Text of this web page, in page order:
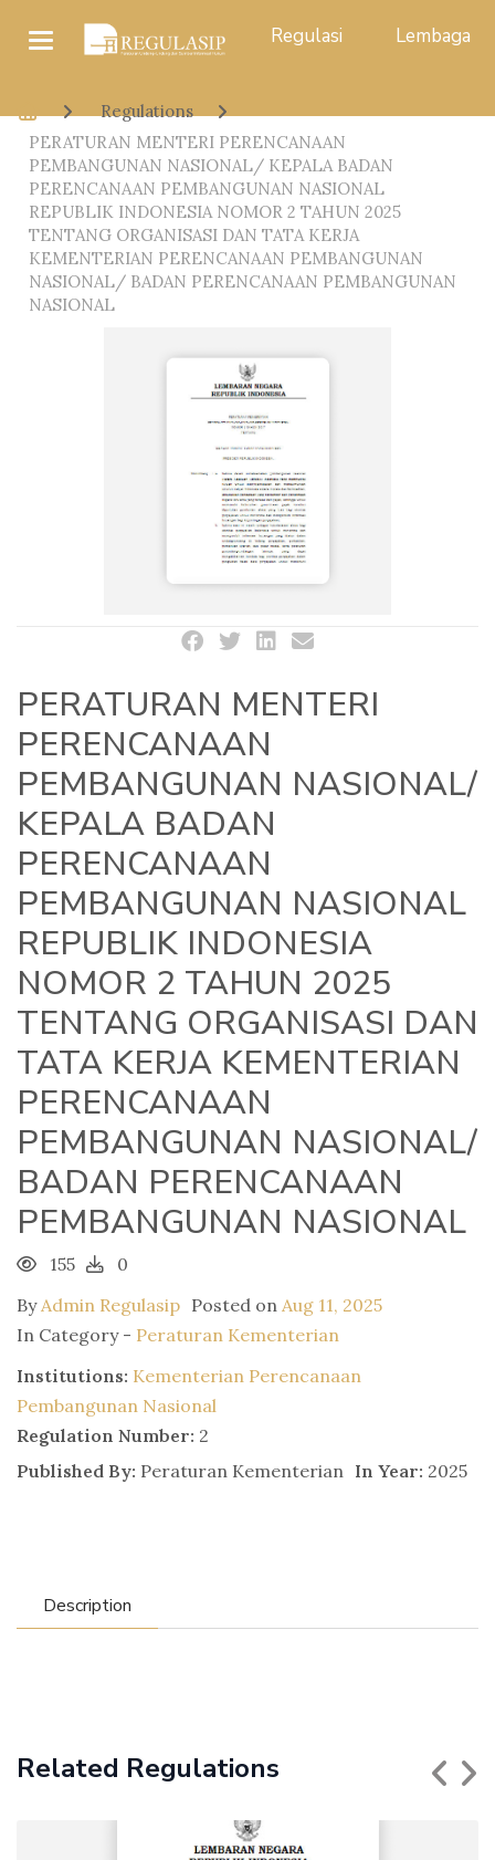
Regulasi Lembaga
Regulations
PERATURAN MENTERI PERENCANAAN
PEMBANGUNAN NASIONAL/ KEPALA BADAN
PERENCANAAN PEMBANGUNAN NASIONAL
REPUBLIK INDONESIA NOMOR 2 TAHUN 2025
TENTANG ORGANISASI DAN TATA KERJA
KEMENTERIAN PERENCANAAN PEMBANGUNAN
NASIONAL/ BADAN PERENCANAAN PEMBANGUNAN
NASIONAL
PERATURAN MENTERI
PERENCANAAN
PEMBANGUNAN NASIONAL/
KEPALA BADAN
PERENCANAAN
PEMBANGUNAN NASIONAL
REPUBLIK INDONESIA
NOMOR 2 TAHUN 2025
TENTANG ORGANISASI DAN
TATA KERJA KEMENTERIAN
PERENCANAAN
PEMBANGUNAN NASIONAL/
BADAN PERENCANAAN
PEMBANGUNAN NASIONAL
155
0
ByAdmin Regulasip Posted on Aug 11, 2025
In Category - Peraturan Kementerian
Institutions: Kementerian Perencanaan
Pembangunan Nasional
Regulation Number: 2
Published By: Peraturan Kementerian In Year: 2025
Description
Related Regulations